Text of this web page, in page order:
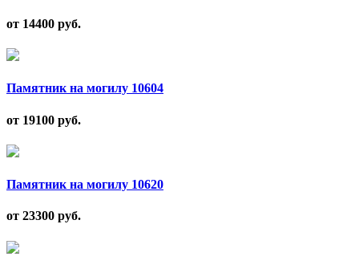
от 14400 руб.
Памятник на могилу 10604
от 19100 руб.
Памятник на могилу 10620
от 23300 руб.